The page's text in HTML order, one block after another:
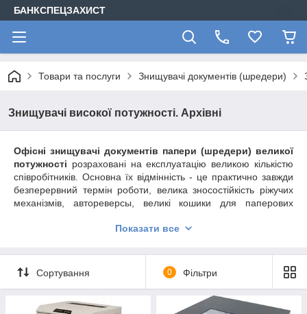
БАНКСПЕЦЗАХИСТ
Товари та послуги Знищувачі документів (шредери)
Знищувачі високої потужності. Архівні
Офісні знищувачі документів папери (шредери) великої
потужності розраховані на експлуатацію великою кількістю
співробітників. Основна їх відмінність - це практично завжди
безперервний термін роботи, велика зносостійкість ріжучих
механізмів, автореверсы, великі кошики для паперових
складно контролювати робочий режим. Всі знищувачі
канцелярські дужки. Крім того, як знищувачі іншого класу
вони бувають різного ступеня секретності.
Архівний
знищувач паперів (шредер)відрізняється високою
производительнностью і надійністю. Всі знищувачі мають
сучасний зовнішній вигляд, легко управляються в роботі,
Показати все
Сортування 0 Фільтри